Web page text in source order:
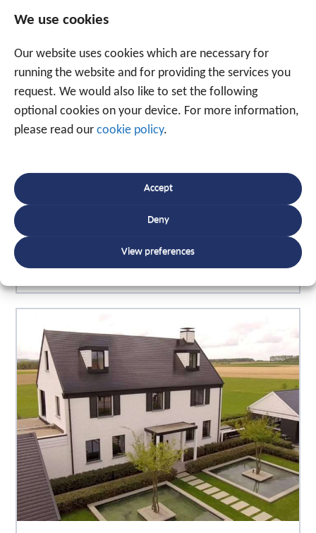
We use cookies
Our website uses cookies which are necessary for
running the website and for providing the services you
request. We would also like to set the following
optional cookies on your device. For more information,
please read our cookie policy.
Accept
Deny
View preferences
Outre la possibilité unique de relier le
planning aux informations de suivi en
temps réel, notre solution logicielle
LIRE PLUS